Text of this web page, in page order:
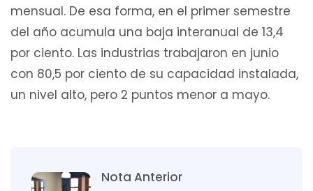
mensual. De esa forma, en el primer semestre
del año acumula una baja interanual de 13,4
por ciento. Las industrias trabajaron en junio
con 80,5 por ciento de su capacidad instalada,
un nivel alto, pero 2 puntos menor a mayo.
Nota Anterior